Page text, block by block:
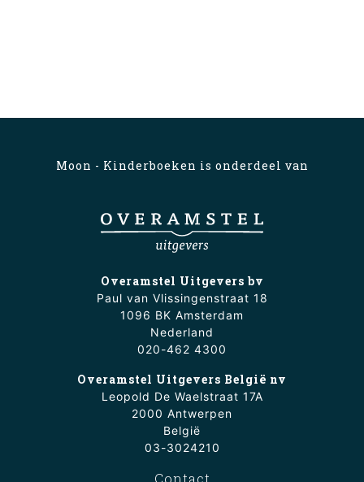
Moon - Kinderboeken is onderdeel van
Overamstel Uitgevers bv
Paul van Vlissingenstraat 18
1096 BK Amsterdam
Nederland
020-462 4300
Overamstel Uitgevers België nv
Leopold De Waelstraat 17A
2000 Antwerpen
België
03-3024210
Contact